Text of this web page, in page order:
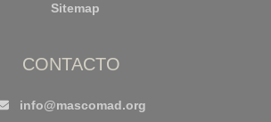
Sitemap
CONTACTO
info@mascomad.org